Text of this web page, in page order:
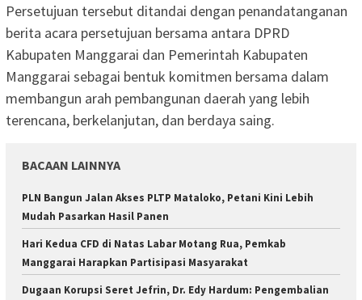
Persetujuan tersebut ditandai dengan penandatanganan
berita acara persetujuan bersama antara DPRD
Kabupaten Manggarai dan Pemerintah Kabupaten
Manggarai sebagai bentuk komitmen bersama dalam
membangun arah pembangunan daerah yang lebih
terencana, berkelanjutan, dan berdaya saing.
BACAAN LAINNYA
PLN Bangun Jalan Akses PLTP Mataloko, Petani Kini Lebih
Mudah Pasarkan Hasil Panen
Hari Kedua CFD di Natas Labar Motang Rua, Pemkab
Manggarai Harapkan Partisipasi Masyarakat
Dugaan Korupsi Seret Jefrin, Dr. Edy Hardum: Pengembalian